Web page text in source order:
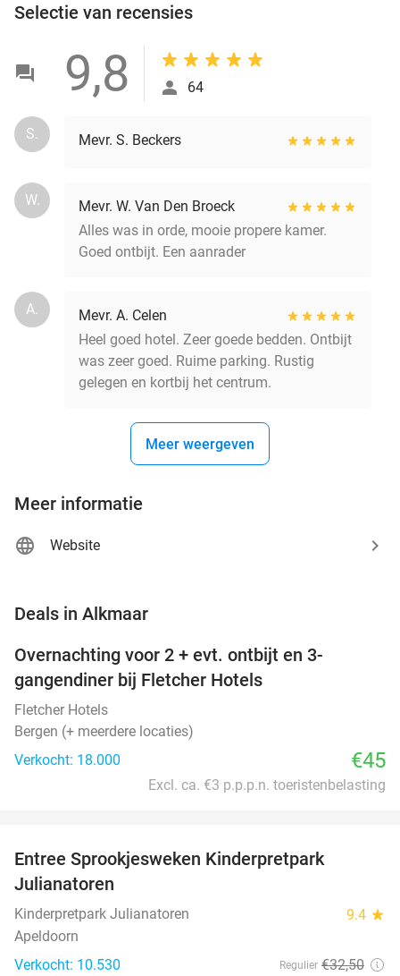
Selectie van recensies
9,8 64
S. Mevr. S. Beckers
W.
Mevr. W. Van Den Broeck
Alles was in orde, mooie propere kamer.
Goed ontbijt. Een aanrader
A.
Mevr. A. Celen
Heel goed hotel. Zeer goede bedden. Ontbijt
was zeer goed. Ruime parking. Rustig
gelegen en kortbij het centrum.
Meer weergeven
Meer informatie
Website
Deals in Alkmaar
Overnachting voor 2 + evt. ontbijt en 3-
gangendiner bij Fletcher Hotels
Fletcher Hotels
Bergen (+ meerdere locaties)
Verkocht: 18.000
€45
Excl. ca. €3 p.p.p.n. toeristenbelasting
Entree Sprookjesweken Kinderpretpark
Julianatoren
Kinderpretpark Julianatoren 9.4 star
Apeldoorn
Verkocht: 10.530
Regulier €32,50